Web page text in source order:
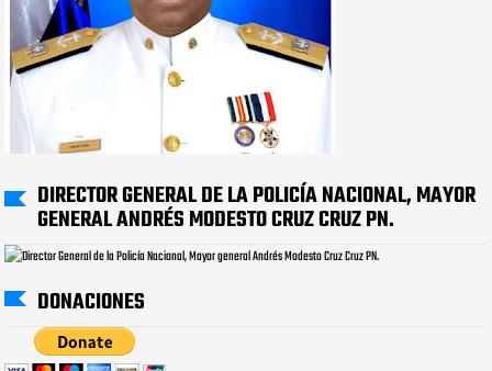
DIRECTOR GENERAL DE LA POLICÍA NACIONAL, MAYOR
GENERAL ANDRÉS MODESTO CRUZ CRUZ PN.
DONACIONES